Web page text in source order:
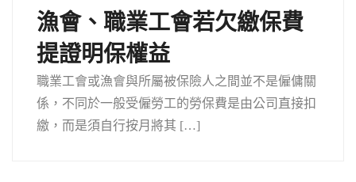
漁會、職業工會若欠繳保費
提證明保權益
職業工會或漁會與所屬被保險人之間並不是僱傭關
係，不同於一般受僱勞工的勞保費是由公司直接扣
繳，而是須自行按月將其 […]